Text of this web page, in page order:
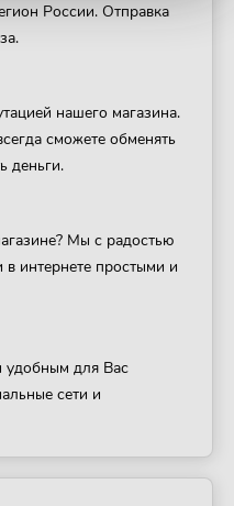
России. Отправка
нашего магазина.
сможете обменять
деньги.
Мы с радостью
в интернете простыми и
удобным для Вас
сети и